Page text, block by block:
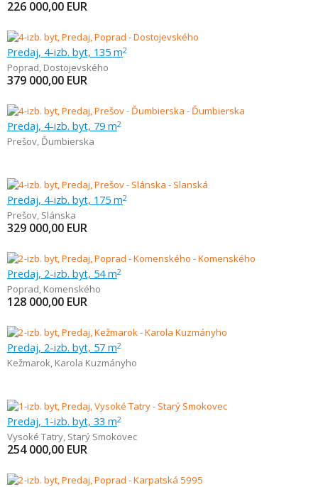
226 000,00 EUR
Predaj, 4-izb. byt, 135 m2
Poprad, Dostojevského
379 000,00 EUR
Predaj, 4-izb. byt, 79 m2
Prešov, Ďumbierska
Predaj, 4-izb. byt, 175 m2
Prešov, Slánska
329 000,00 EUR
Predaj, 2-izb. byt, 54 m2
Poprad, Komenského
128 000,00 EUR
Predaj, 2-izb. byt, 57 m2
Kežmarok, Karola Kuzmányho
Predaj, 1-izb. byt, 33 m2
Vysoké Tatry, Starý Smokovec
254 000,00 EUR